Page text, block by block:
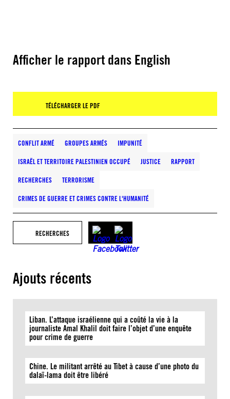
Afficher le rapport dans English
TÉLÉCHARGER LE PDF
CONFLIT ARMÉ GROUPES ARMÉS IMPUNITÉ
ISRAËL ET TERRITOIRE PALESTINIEN OCCUPÉ JUSTICE RAPPORT
RECHERCHES TERRORISME
CRIMES DE GUERRE ET CRIMES CONTRE L'HUMANITÉ
RECHERCHES
Ajouts récents
Liban. L’attaque israélienne qui a coûté la vie à la
journaliste Amal Khalil doit faire l’objet d’une enquête
pour crime de guerre
Chine. Le militant arrêté au Tibet à cause d’une photo du
dalaï-lama doit être libéré